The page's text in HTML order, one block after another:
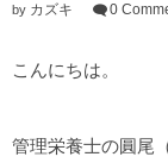
by カズキ 0
こんにちは。
管理栄養士の圓尾